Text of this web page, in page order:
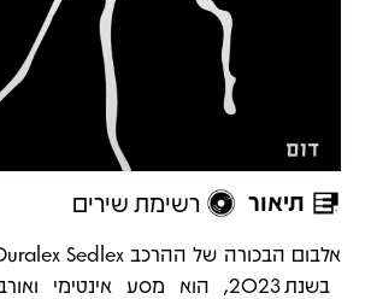
תיאור רשימת שירים
בשנת 2023, הוא מסע אינטימי